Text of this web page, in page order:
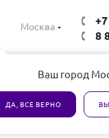
Москва
Ваш город
ДА, ВСЕ ВЕРНО
8
Все товары